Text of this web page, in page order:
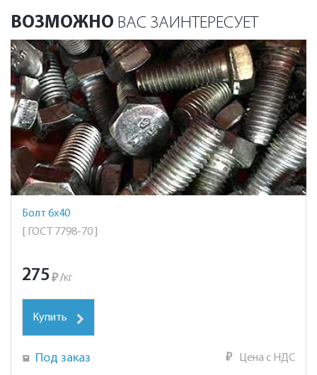
ВОЗМОЖНО ВАС ЗАИНТЕРЕСУЕТ
Болт 6х40
[ ГОСТ 7798-70 ]
275₽ /кг
Купить
Под заказ ₽ Цена с НДС